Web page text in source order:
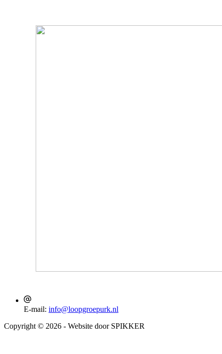
E-mail: info@loopgroepurk.nl
Copyright © 2026 - Website door SPIKKER